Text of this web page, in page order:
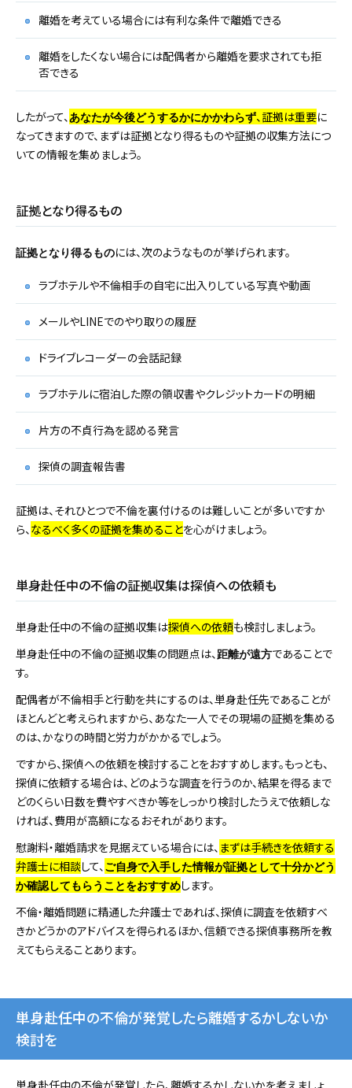
離婚を考えている場合には有利な条件で離婚できる
離婚をしたくない場合には配偶者から離婚を要求されても拒
否できる
したがって、あなたが今後どうするかにかかわらず、証拠は重要に
なってきますので、まずは証拠となり得るものや証拠の収集方法につ
いての情報を集めましょう。
証拠となり得るもの
証拠となり得るものには、次のようなものが挙げられます。
ラブホテルや不倫相手の自宅に出入りしている写真や動画
メールやLINEでのやり取りの履歴
ドライブレコーダーの会話記録
ラブホテルに宿泊した際の領収書やクレジットカードの明細
片方の不貞行為を認める発言
探偵の調査報告書
証拠は、それひとつで不倫を裏付けるのは難しいことが多いですか
ら、なるべく多くの証拠を集めることを心がけましょう。
単身赴任中の不倫の証拠収集は探偵への依頼も
単身赴任中の不倫の証拠収集は探偵への依頼も検討しましょう。
単身赴任中の不倫の証拠収集の問題点は、 距離が遠方であることで
す。
配偶者が不倫相手と行動を共にするのは、単身赴任先であることが
ほとんどと考えられますから、あなた一人でその現場の証拠を集める
のは、かなりの時間と労力がかかるでしょう。
ですから、探偵への依頼を検討することをおすすめします。もっとも、
探偵に依頼する場合は、どのような調査を行うのか、結果を得るまで
どのくらい日数を費やすべきか等をしっかり検討したうえで依頼しな
ければ、費用が高額になるおそれがあります。
慰謝料・離婚請求を見据えている場合には、 まずは手続きを依頼する
弁護士に相談して、 ご自身で入手した情報が証拠として十分かどう
か確認してもらうことをおすすめします。
不倫・離婚問題に精通した弁護士であれば、探偵に調査を依頼すべ
きかどうかのアドバイスを得られるほか、信頼できる探偵事務所を教
えてもらえることあります。
単身赴任中の不倫が発覚したら離婚するかしないか
検討を